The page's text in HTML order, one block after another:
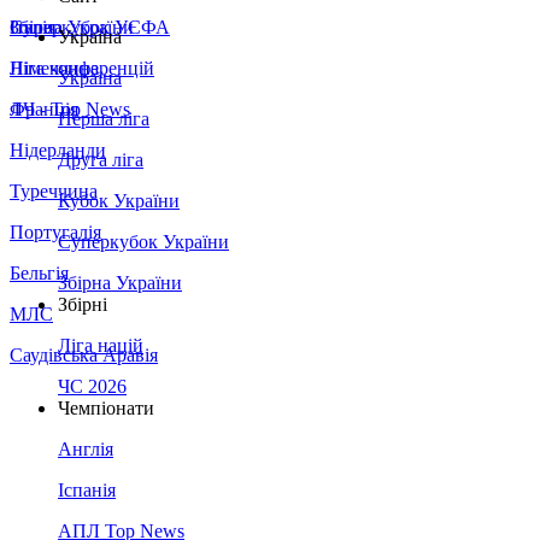
Збірна України
Італія
Німеччина
Франція
Нідерланди
Туреччина
Португалія
Бельгія
МЛС
Саудівська Аравія
Суперкубок УЄФА
Ліга конференцій
ЛЧ - Top News
Україна
Україна
Перша ліга
Друга ліга
Кубок України
Суперкубок України
Збірна України
Збірні
Ліга націй
ЧС 2026
Чемпіонати
Англія
Іспанія
АПЛ Top News